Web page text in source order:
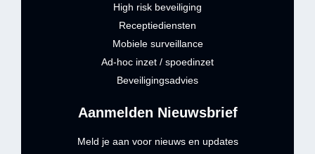
High risk beveiliging
Receptiediensten
Mobiele surveillance
Ad-hoc inzet / spoedinzet
Beveiligingsadvies
Aanmelden Nieuwsbrief
Meld je aan voor nieuws en updates